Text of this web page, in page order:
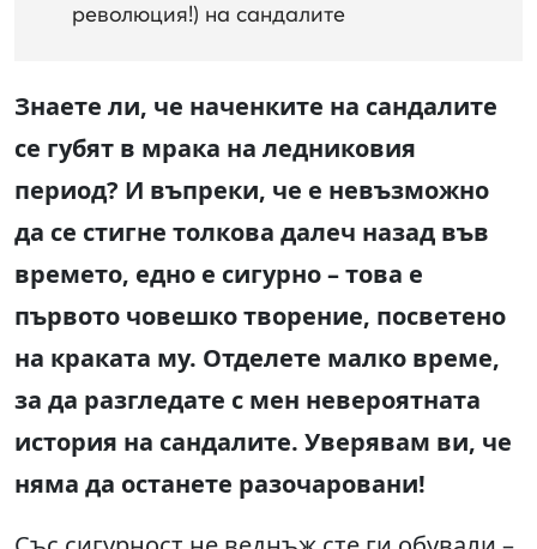
революция!) на сандалите
Знаете ли, че наченките на сандалите
се губят в мрака на ледниковия
период? И въпреки, че е невъзможно
да се стигне толкова далеч назад във
времето, едно е сигурно – това е
първото човешко творение, посветено
на краката му. Отделете малко време,
за да разгледате с мен невероятната
история на сандалите. Уверявам ви, че
няма да останете разочаровани!